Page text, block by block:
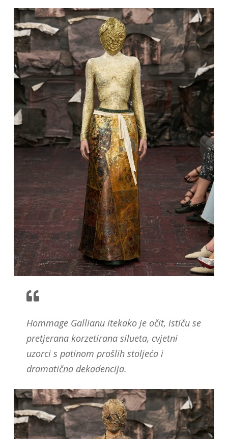
Hommage Gallianu itekako je očit, ističu se
pretjerana korzetirana silueta, cvjetni
uzorci s patinom prošlih stoljeća i
dramatična dekadencija.